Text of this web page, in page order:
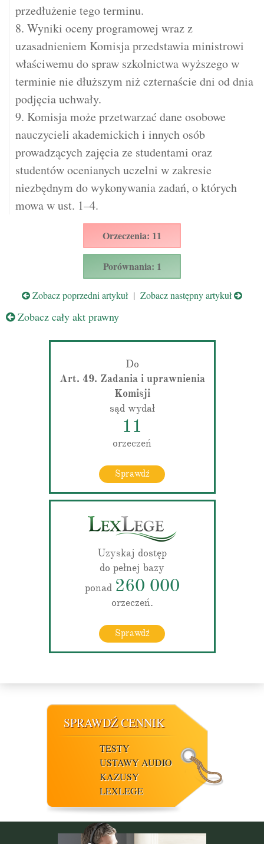
przedłużenie tego terminu.
8. Wyniki oceny programowej wraz z
uzasadnieniem Komisja przedstawia ministrowi
właściwemu do spraw szkolnictwa wyższego w
terminie nie dłuższym niż czternaście dni od dnia
podjęcia uchwały.
9. Komisja może przetwarzać dane osobowe
nauczycieli akademickich i innych osób
prowadzących zajęcia ze studentami oraz
studentów ocenianych uczelni w zakresie
niezbędnym do wykonywania zadań, o których
mowa w ust. 1–4.
Orzeczenia: 11
Porównania: 1
Zobacz poprzedni artykuł | Zobacz następny artykuł
Zobacz cały akt prawny
Do
Art. 49. Zadania i uprawnienia
Komisji
sąd wydał
11
orzeczeń
Sprawdź
Uzyskaj dostęp
do pełnej bazy
ponad 260 000
orzeczeń.
Sprawdź
SPRAWDŹ CENNIK
TESTY
USTAWY AUDIO
KAZUSY
LEXLEGE